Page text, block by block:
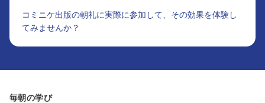
コミニケ出版の朝礼に実際に参加して、その効果を体験し
てみませんか？
毎朝の学び